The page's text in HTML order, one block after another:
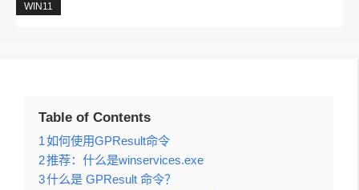
WIN11
Table of Contents
1如何使用GPResult命令
2推荐：什么是winservices.exe
3什么是 GPResult 命令？